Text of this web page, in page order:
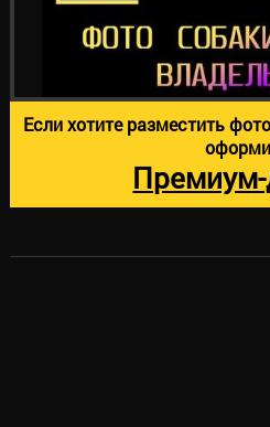
Если хотите разместить
Премиум-